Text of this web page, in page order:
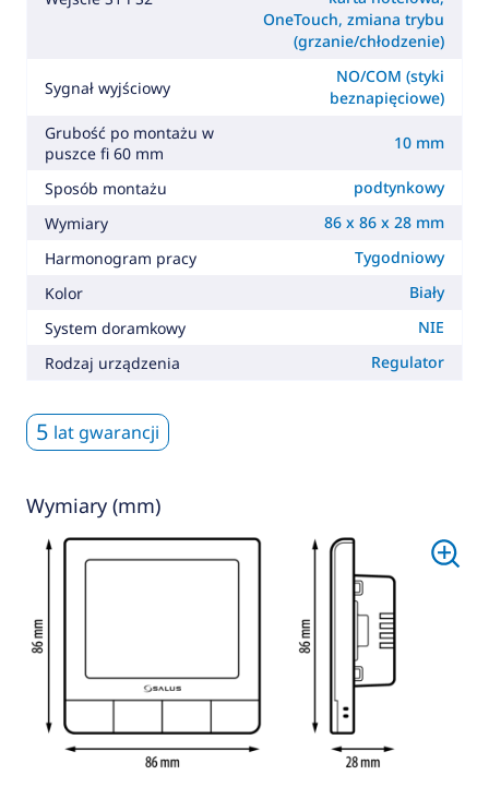
OneTouch, zmiana trybu
(grzanie/chłodzenie)
Sygnał wyjściowy
NO/COM (styki
beznapięciowe)
Grubość po montażu w
puszce fi 60 mm
10 mm
Sposób montażu
podtynkowy
Wymiary
86 x 86 x 28 mm
Harmonogram pracy
Tygodniowy
Kolor
Biały
System doramkowy
NIE
Rodzaj urządzenia
Regulator
5 lat gwarancji
Wymiary (mm)